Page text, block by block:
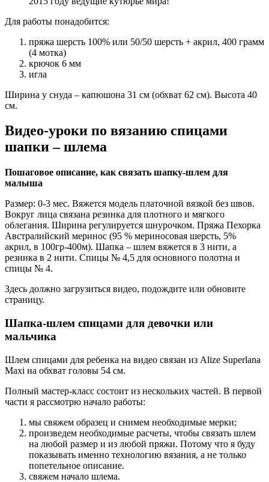
Для работы понадобится:
пряжа шерсть 100% или 50/50 шерсть + акрил, 400 грамм
(4 мотка)
крючок 6 мм
игла
Ширина у снуда – капюшона 31 см (обхват 62 см). Высота 40
см.
Видео-уроки по вязанию спицами
шапки – шлема
Пошаговое описание, как связать шапку-шлем для
малыша
Размер: 0-3 мес. Вяжется модель платочной вязкой без швов.
Вокруг лица связана резинка для плотного и мягкого
облегания. Ширина регулируется шнурочком. Пряжа Пехорка
Австралийский меринос (95 % мериносовая шерсть, 5%
акрил, в 100гр-400м). Шапка – шлем вяжется в 3 нити, а
резинка в 2 нити. Спицы № 4,5 для основного полотна и
спицы № 4.
Здесь должно загрузиться видео, подождите или обновите
страницу.
Шапка-шлем спицами для девочки или
мальчика
Шлем спицами для ребенка на видео связан из Alize Superlana
Maxi на обхват головы 54 см.
Полный мастер-класс состоит из нескольких частей. В первой
части я рассмотрю начало работы:
мы свяжем образец и снимем необходимые мерки;
произведем необходимые расчеты, чтобы связать шлем
на любой размер и из любой пряжи. Потому что я буду
показывать именно технологию вязания, а не только
попетельное описание.
свяжем начало шлема.